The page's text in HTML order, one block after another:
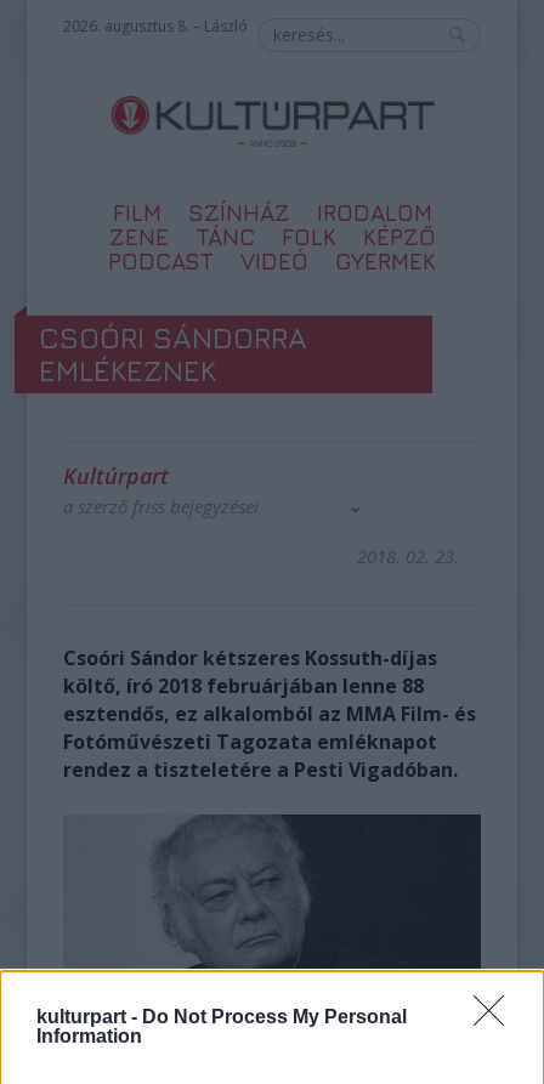
kulturpart - Do Not Process My Personal
Information
2026. augusztus 8. – László
FILM SZÍNHÁZ
IRODALOM
ZENE
TÁNC FOLK
KÉPZŐ
PODCAST
VIDEÓ GYERMEK
CSOÓRI SÁNDORRA
EMLÉKEZNEK
Kultúrpart
a szerző friss bejegyzései
2018. 02. 23.
Csoóri Sándor kétszeres Kossuth-díjas
költő, író 2018 februárjában lenne 88
esztendős, ez alkalomból az MMA Film- és
Fotóművészeti Tagozata emléknapot
rendez a tiszteletére a Pesti Vigadóban.